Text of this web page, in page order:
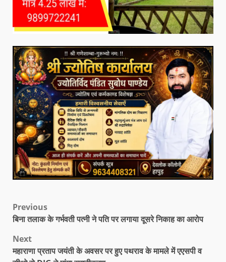
Previous
बिना तलाक के गर्भवती पत्नी ने पति पर लगाया दूसरे निकाह का आरोप
Next
महाराणा प्रताप जयंती के अवसर पर हुए पथराव के मामले में एएसपी व